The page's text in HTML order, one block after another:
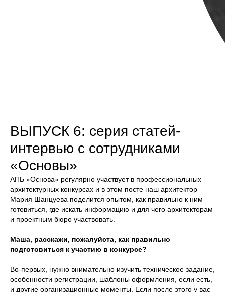
ВЫПУСК 6: серия статей-
интервью с сотрудниками
«Основы»
АПБ «Основа» регулярно участвует в профессиональных
архитектурных конкурсах и в этом посте наш архитектор
Мария Шанцуева поделится опытом, как правильно к ним
готовиться, где искать информацию и для чего архитекторам
и проектным бюро участвовать.
Маша, расскажи, пожалуйста, как правильно
подготовиться к участию в конкурсе?
Во-первых, нужно внимательно изучить техническое задание,
особенности регистрации, шаблоны оформления, если есть,
и другие организационные моменты. Если после этого у вас